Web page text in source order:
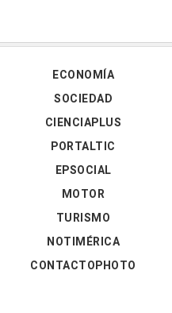
ECONOMÍA
SOCIEDAD
CIENCIAPLUS
PORTALTIC
EPSOCIAL
MOTOR
TURISMO
NOTIMÉRICA
CONTACTOPHOTO